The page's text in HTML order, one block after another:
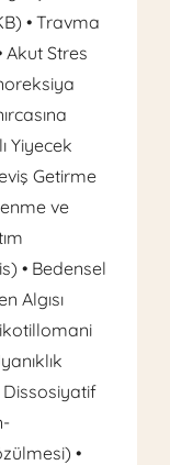
• Travma
Akut Stres
Yiyecek
Getirme
ve
• Bedensel
Algısı
Dissosiyatif
•